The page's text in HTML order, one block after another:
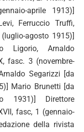
aprile 1913)]
Ferruccio Truffi,
agosto 1915)]
Ligorio, Arnaldo
fasc. 3 (novembre-
Segarizzi [da
Mario Brunetti [da
1931)] Direttore
fasc, 1 (gennaio-
della rivista